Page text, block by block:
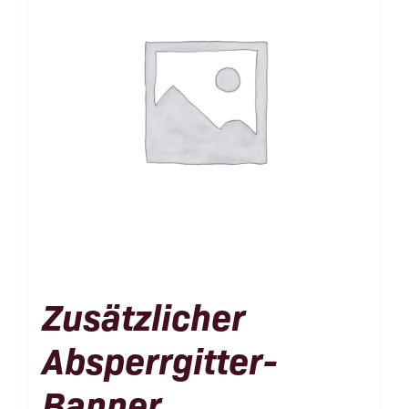
Zusätzlicher
Absperrgitter-